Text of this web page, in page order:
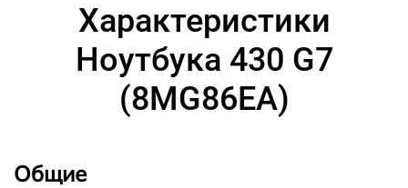
Характеристики
Ноутбука 430 G7
(8MG86EA)
Общие